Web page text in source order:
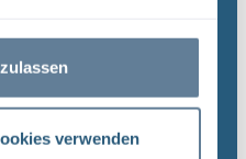
verwendenBGE-